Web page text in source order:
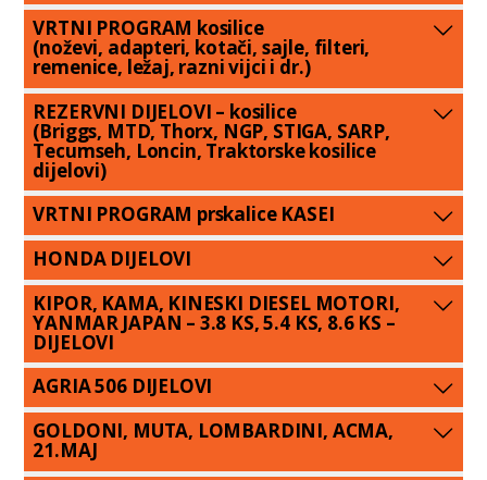
VRTNI PROGRAM kosilice
(noževi, adapteri, kotači, sajle, filteri,
remenice, ležaj, razni vijci i dr.)
REZERVNI DIJELOVI – kosilice
(Briggs, MTD, Thorx, NGP, STIGA, SARP,
Tecumseh, Loncin, Traktorske kosilice
dijelovi)
VRTNI PROGRAM prskalice KASEI
HONDA DIJELOVI
KIPOR, KAMA, KINESKI DIESEL MOTORI,
YANMAR JAPAN – 3.8 KS, 5.4 KS, 8.6 KS –
DIJELOVI
AGRIA 506 DIJELOVI
GOLDONI, MUTA, LOMBARDINI, ACMA,
21.MAJ